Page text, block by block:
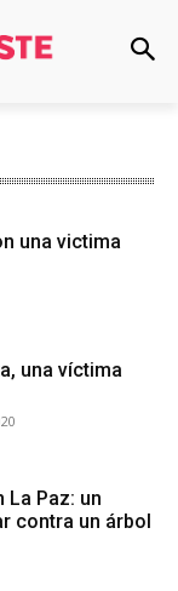
una victima
una víctima
La Paz: un
contra un árbol